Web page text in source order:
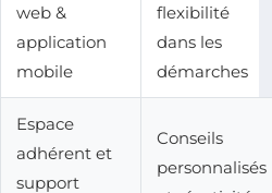
web &
application
mobile
flexibilité
dans les
démarches
Espace
adhérent et
support
Conseils
personnalisés